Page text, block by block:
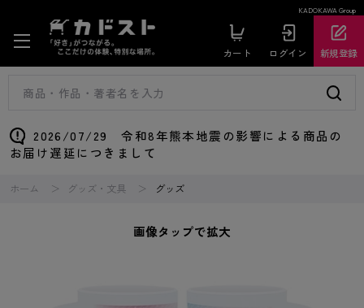
KADOKAWA Group
カート ログイン 新規登録
2026/07/29 令和8年熊本地震の影響による商品の
お届け遅延につきまして
ホーム グッズ・文具 グッズ
画像タップで拡大